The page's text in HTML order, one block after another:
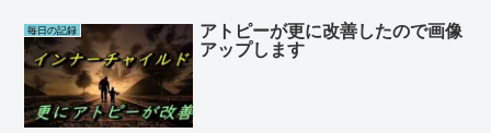
毎日の記録 アトピーが更に改善したので画像
アップします